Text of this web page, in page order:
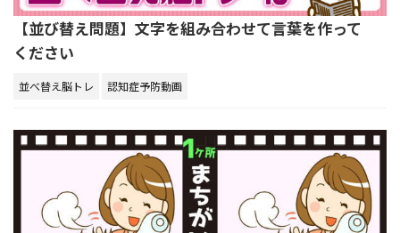
【並び替え問題】文字を組み合わせて言葉を作って
ください
並べ替え脳トレ 認知症予防動画